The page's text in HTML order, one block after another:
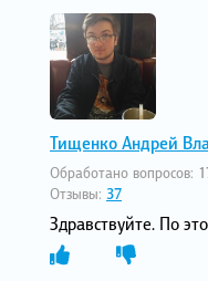
Тищенко Андрей
Обработано вопросов:
Отзывы: 37
Здравствуйте. По